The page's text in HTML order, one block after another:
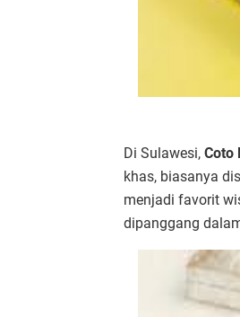
Di Sulawesi, Coto
khas, biasanya
menjadi favorit
dipanggang